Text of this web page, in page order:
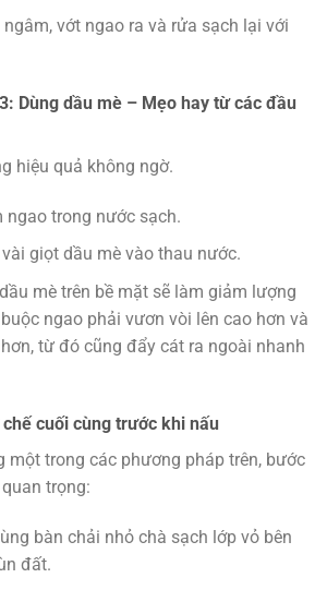
ngâm, vớt ngao ra và rửa sạch lại với
Dùng dầu mè – Mẹo hay từ các đầu
hiệu quả không ngờ.
ngao trong nước sạch.
vài giọt dầu mè vào thau nước.
mè trên bề mặt sẽ làm giảm lượng
ngao phải vươn vòi lên cao hơn và
từ đó cũng đẩy cát ra ngoài nhanh
cuối cùng trước khi nấu
một trong các phương pháp trên, bước
trọng:
bàn chải nhỏ chà sạch lớp vỏ bên
đất.